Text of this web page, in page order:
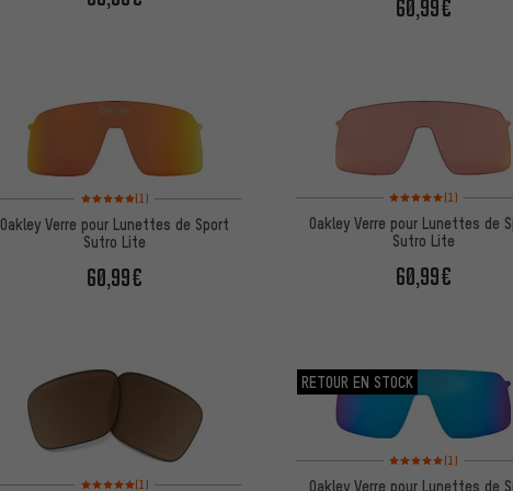
60,99€
Note moyenne : 5 sur 5 d'après 1 avis
(1)
Oakley Verre pour Lunettes de Sport
Sutro Lite
60,99€
Note moyenne : 5 sur 5
(1)
Oakley Verre pour Lunettes de
Sutro Lite
60,99€
Note moyenne : 5 sur 5 d'après 1 avis
(1)
RETOUR EN STOCK
Note moyenne : 5 sur 5
(1)
Oakley Verre pour Lunettes de